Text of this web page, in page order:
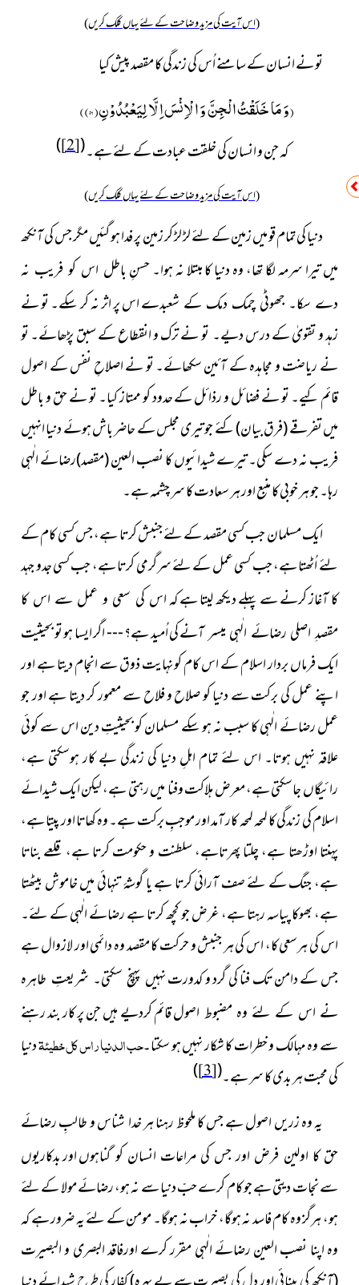
(اس آیت کی مزید وضاحت کے لئے یہاں کلک کریں)
تو نے انسان کے سامنے اُس کی زندگی کا مقصد پیش کیا
( وَ مَا خَلَقْتُ الْجِنَّ وَ الْاِنْسَ اِلَّا لِیَعْبُدُوْنِ(۵۶)
)
کہ جن و انسان کی خلقت عبادت کے لئے ہے۔(
[2]
)
(اس آیت کی مزید وضاحت کے لئے یہاں کلک کریں)
دنیا کی تمام قو میں زمین کے لئے لڑ لڑ کر زمین پر فدا ہو گئیںمگر جس کی آنکھ
میں تیرا سرمہ لگا تھا، وہ دنیا کا مبتلا نہ ہوا۔ حسنِ باطل اس کو فریب نہ
دے سکا۔ جھوٹی چمک دمک کے شعبدےاس پر اثر نہ کر سکے۔ تو نے
زہد و تقویٰ کے درس دیے۔ تو نے ترک و انقطاع کے سبق پڑھائے۔ تو
نے ریاضت و مجاہدہ کے آئین سکھائے۔ تو نے اصلاحِ نفس کے اصول
قائم کیے۔ تو نے فضائل و رذائل کے حدود کو ممتاز کیا۔ تو نے حق و باطل
میں تفرقے(فرق بیان)کئے جو تیری مجلس کے حاضر باش ہوئے دنیا انہیں
فریب نہ دے سکی۔ تیرے شیدائیوں کا نصب العین(مقصد)رضائے الٰہی
رہا۔ جو ہر خوبی کا منبع اور ہر سعادت کا سر چشمہ ہے۔
ایک مسلمان جب کسی مقصد کے لئے جنبش کرتا ہے، جسکسی کام کے
لئے اُٹھتا ہے، جب کسی عمل کے لئے سرگرمی کرتا ہے، جب کسی جدو جہد
کا آغاز کرنے سے پہلے دیکھ لیتا ہے کہاس کی سعی و عمل سے اس کا
مقصدِ اصلی رضائے الٰہی میسر آنےکی اُمید ہے؟ --- اگر ایسا ہو تو بحیثیت
ایک فرماں بردار اسلام کے اس کام کو نہایت ذوق سے انجام دیتا ہے اور
اپنے عمل کی برکت سے دنیا کو صلاح و فلاح سے معمور کر دیتا ہے اور جو
عمل رضائے الٰہی کا سبب نہ ہو سکے مسلمان کو بحیثیتِ دین اس سے کوئی
علاقہ نہیں ہوتا۔ اس لئے تمام اہلِ دنیا کی زندگی بے کار ہوسکتی ہے،
رائیگاں جاسکتی ہے، معرض ہلاکت وفنا میں رہتی ہے، لیکن ایک شیدائے
اسلام کی زندگی کا لمحہ لمحہ کار آمد اور موجبِ برکت ہے۔ وہ کھاتا اور پیتا ہے،
پہنتا اوڑھتا ہے، چلتا پھرتاہے، سلطنت و حکومت کرتا ہے، قلعے بناتا
ہے، جنگ کے لئے صف آرائی کرتا ہے یا گوشۂ تنہائی میں خاموش بیٹھتا
ہے، بھوکا پیاسہ رہتا ہے، غرض جو کچھ کرتا ہے رضائے الٰہی کے لئے۔
اس کی ہرسعی کا، اس کی ہر جنبش و حرکت کا مقصد وہ دائمی اور لازوال ہے
جس کے دامن تک فنا کی گرد و کدورتنہیں پہنچ سکتی۔ شریعتِ طاہرہ
نے اس کے لئے وہ مضبوط اصولقائم کردیے ہیں جن پر کار بند رہنے
سے وہ مہالک و خطرات کا شکار نہیں ہو سکتا۔حب الدنياراس كل خطيئةدنیا
کی محبت ہر بدی کا سر ہے۔(
[3]
)
یہ وہ زریں اصول ہے جس کا ملحوظ رہنا ہر خدا شناس و طالبِرضائے
حق کا اولین فرض اور جس کی مراعات انسان کو گناہوںاور بدکاریوں
سے نجات دیتی ہے جو کام کرے حبِّ دنیا سے نہ ہو، رضائے مولا کے لئے
ہو، ہرگز وہ کام فاسد نہ ہوگا، خراب نہ ہوگا۔ مومن کے لئے یہ ضرور ہے کہ
وہ اپنا نصب العین رضائے الٰہی مقرر کرے اورفاقد البصری و البصیرت